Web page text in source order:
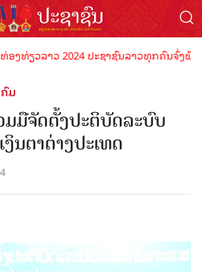
ງທ່ຽວລາວ 2024 ປະຊາຊົນລາວທຸກຄົນຈົ່ງພ້ອ
ມ
ມືຈັດຕັ້ງປະຕິບັດລະບົບ
ນຕາຕ່າງປະເທດ